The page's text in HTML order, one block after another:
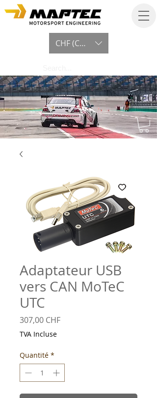
CHF (CHF)
Adaptateur USB
vers CAN MoTeC
UTC
307,00 CHFPrix
TVA Incluse
Quantité *